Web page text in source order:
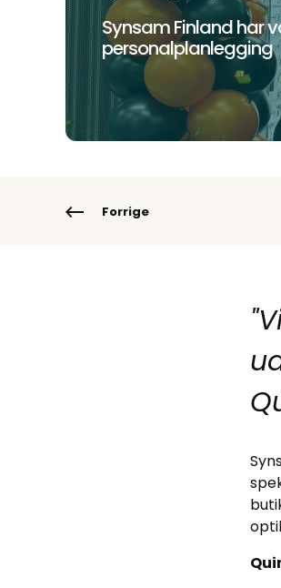
Synsam Finland har
personalplanlegging
Forrige